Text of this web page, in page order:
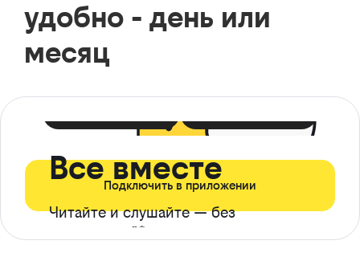
удобно - день или
месяц
Все вместе
Читайте и слушайте — без
ограничений*
Подключить в приложении